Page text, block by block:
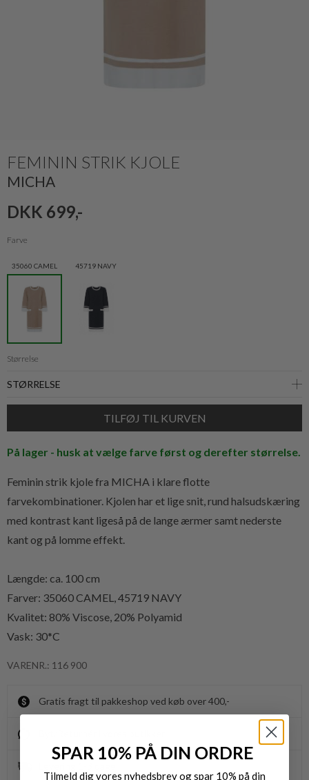
FEMININ STRIK KJOLE
MICHA
DKK 699,-
Farve
35060 CAMEL 45719 NAVY
Størrelse
På lager - husk at vælge farve først og derefter størrelse.
Feminin strik kjole fra MICHA i klare flotte
farvekombinationer. Kjolen har et lige snit, rund halsudskæring
med kontrast kant ligeså på de lange ærmer samt nederste
kant og på lomme effekt.
Længde: ca. 100 cm
Farver: 35060 CAMEL, 45719 NAVY
Kvalitet: 80% Viscose, 20% Polyamid
Vask: 30*C
VARENR.: 116 900
Gratis fragt til pakkeshop ved køb over 400,-
SPAR 10% PÅ DIN ORDRE
Tilmeld dig vores nyhedsbrev og spar 10% på din